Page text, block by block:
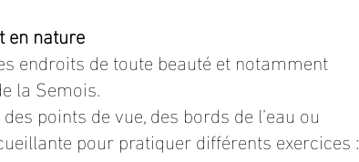
en nature
endroits de toute beauté et notamment
la Semois.
points de vue, des bords de l’eau ou
pour pratiquer différents exercices :